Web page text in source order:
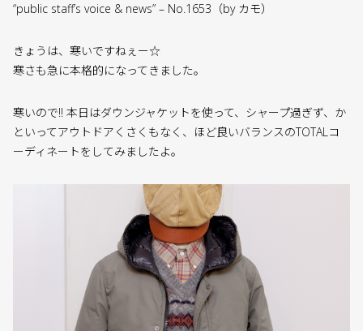
“public staff’s voice & news” – No.1653（by カモ）
きょうは、寒いですねぇー☆
寒さも急に本格的になってきました。
寒いので!! 本日はダウンジャケットを使って、シャープ過ぎず、か
といってアウトドアくさくもなく、ほど良いバランスのTOTALコ
ーディネートをしてみましたよ。